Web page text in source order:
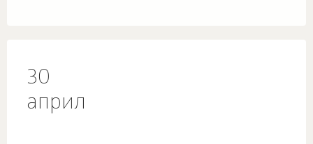
30
април